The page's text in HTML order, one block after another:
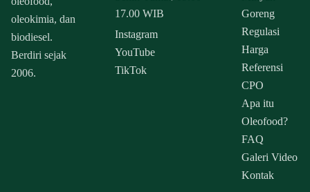
oleokimia, dan
biodiesel.
Berdiri sejak
2006.
17.00 WIB
Instagram
YouTube
TikTok
Goreng
Regulasi
Harga
Referensi
CPO
Apa itu
Oleofood?
FAQ
Galeri Video
Kontak